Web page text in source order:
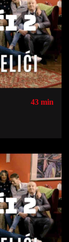
43 min